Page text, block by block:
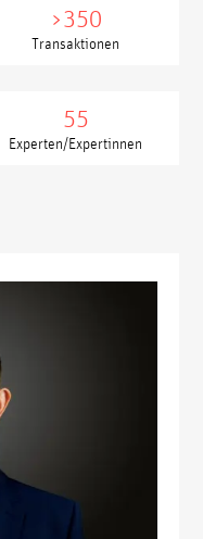
>350
Transaktionen
55
Experten/Expertinnen